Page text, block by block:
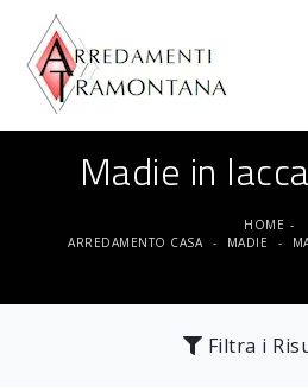
Madie in
HOME -
ARREDAMENTO CASA
- MADIE -
Filtra i